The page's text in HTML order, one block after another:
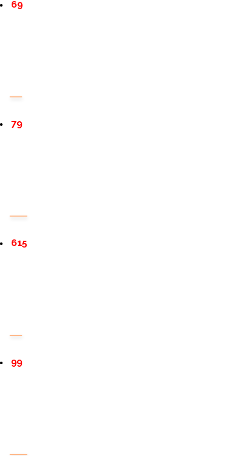
69
79
615
99